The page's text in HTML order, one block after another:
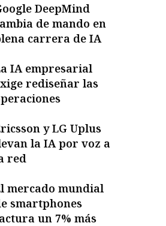
DeepMind
de mando en
carrera de IA
IA empresarial
rediseñar las
y LG Uplus
la IA por voz a
red
mercado mundial
smartphones
un 7% más